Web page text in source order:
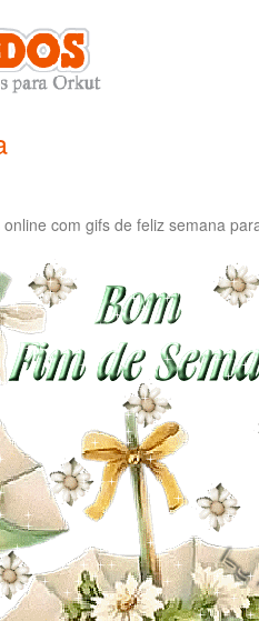
com gifs de feliz semana